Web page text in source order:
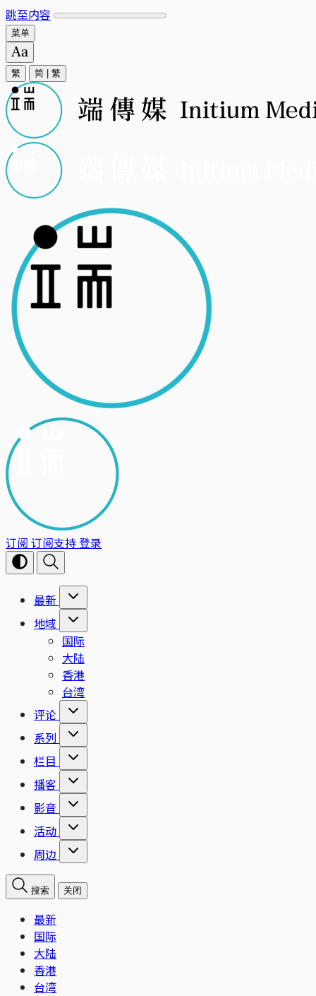
跳至内容
菜单
繁 简 繁
订阅 订阅支持登录
最新
地域
国际
大陆
香港
台湾
评论
系列
栏目
播客
影音
活动
周边
搜索 关闭
最新
国际
大陆
香港
台湾